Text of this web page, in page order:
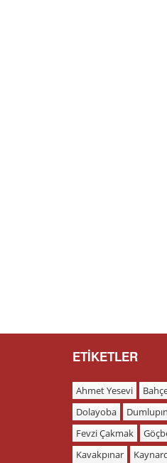
ETİKETLER
Ahmet Yesevi
Dolayoba
Fevzi Çakmak
Kavakpınar